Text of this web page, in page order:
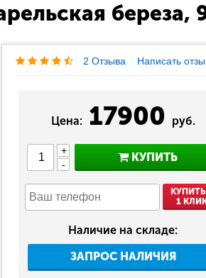
береза,
2 Отзыва Написать
Цена: 17900 руб.
+
-
КУПИТЬ
1
Наличие на складе:
ЗАПРОС НАЛИЧИЯ